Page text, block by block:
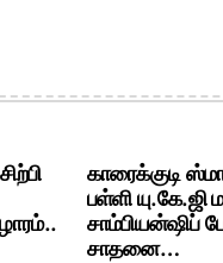
காரைக்குடி
பள்ளி
சாம்பியன்ஷிப்
சாதனை…